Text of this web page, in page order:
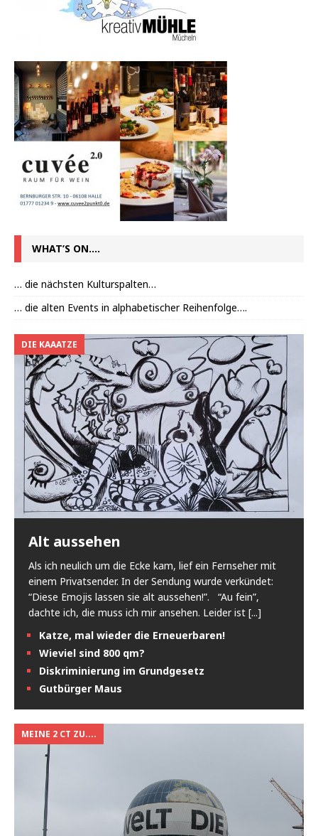
WHAT’S ON….
… die nächsten Kulturspalten…
… die alten Events in alphabetischer Reihenfolge….
DIE KAAATZE
Alt aussehen
Als ich neulich um die Ecke kam, lief ein Fernseher mit
einem Privatsender. In der Sendung wurde verkündet:
“Diese Emojis lassen sie alt aussehen!”. “Au fein”,
dachte ich, die muss ich mir ansehen. Leider ist [...]
Katze, mal wieder die Erneuerbaren!
Wieviel sind 800 qm?
Diskriminierung im Grundgesetz
Gutbürger Maus
MEINE 2 CT ZU....